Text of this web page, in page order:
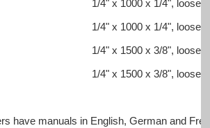
1/4" x 1000 x 1/4", loose
1/4" x 1000 x 1/4", loose
1/4" x 1500 x 3/8", loose
1/4" x 1500 x 3/8", loose
have manuals in English, German and